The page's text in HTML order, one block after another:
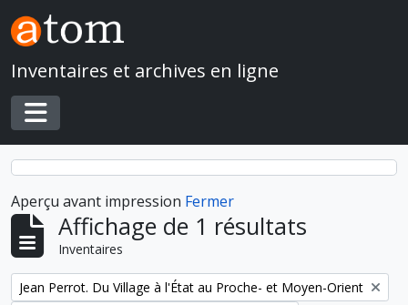
Skip to main content
Inventaires et archives en ligne
Toggle navigation
Aperçu avant impression Fermer
Affichage de 1 résultats
Inventaires
Remove filter:
Jean Perrot. Du Village à l'État au Proche- et Moyen-Orient